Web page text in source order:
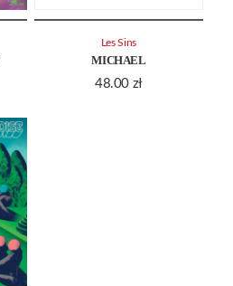
MICHAEL
48.00 zł
Les Sins